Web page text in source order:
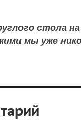
стола
мы уже